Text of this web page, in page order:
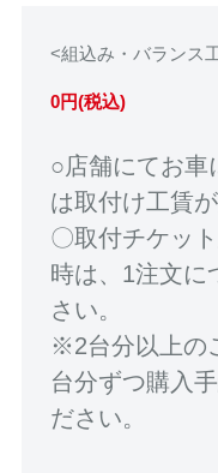
<組込み・バランス
0円(税込)
○店舗にてお車
は取付け工賃
〇取付チケッ
時は、1注文に
さい。
※2台分以上の
台分ずつ購入
ださい。